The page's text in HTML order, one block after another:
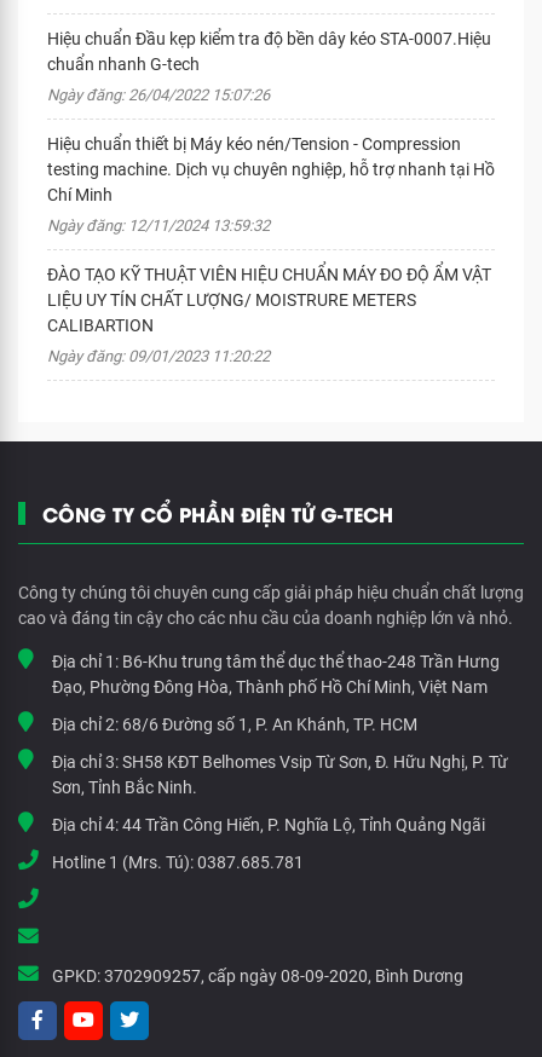
Hiệu chuẩn Đầu kẹp kiểm tra độ bền dây kéo STA-0007.Hiệu
chuẩn nhanh G-tech
Ngày đăng: 26/04/2022 15:07:26
Hiệu chuẩn thiết bị Máy kéo nén/Tension - Compression
testing machine. Dịch vụ chuyên nghiệp, hỗ trợ nhanh tại Hồ
Chí Minh
Ngày đăng: 12/11/2024 13:59:32
ĐÀO TẠO KỸ THUẬT VIÊN HIỆU CHUẨN MÁY ĐO ĐỘ ẨM VẬT
LIỆU UY TÍN CHẤT LƯỢNG/ MOISTRURE METERS
CALIBARTION
Ngày đăng: 09/01/2023 11:20:22
CÔNG TY CỔ PHẦN ĐIỆN TỬ G-TECH
Công ty chúng tôi chuyên cung cấp giải pháp hiệu chuẩn chất lượng
cao và đáng tin cậy cho các nhu cầu của doanh nghiệp lớn và nhỏ.
Địa chỉ 1: B6-Khu trung tâm thể dục thể thao-248 Trần Hưng
Đạo, Phường Đông Hòa, Thành phố Hồ Chí Minh, Việt Nam
Địa chỉ 2: 68/6 Đường số 1, P. An Khánh, TP. HCM
Địa chỉ 3:SH58 KĐT Belhomes Vsip Từ Sơn, Đ. Hữu Nghị, P. Từ
Sơn, Tỉnh Bắc Ninh.
Địa chỉ 4:44 Trần Công Hiến, P. Nghĩa Lộ, Tỉnh Quảng Ngãi
Hotline 1 (Mrs. Tú):0387.685.781
GPKD:3702909257, cấp ngày 08-09-2020, Bình Dương